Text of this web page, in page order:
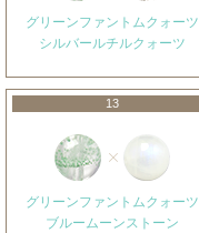
グリーンファントムクォーツ
シルバールチルクォーツ
13
グリーンファントムクォーツ
ブルームーンストーン